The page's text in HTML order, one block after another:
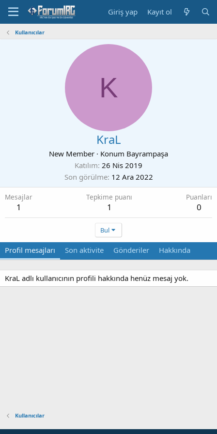
Giriş yap Kayıt ol
Kullanıcılar
K
KraL
New Member · Konum Bayrampaşa
Katılım 26 Nis 2019
Son görülme 12 Ara 2022
Mesajlar
1
Tepkime puanı
1
Puanları
0
Bul
Profil mesajları Son aktivite Gönderiler Hakkında
KraL adlı kullanıcının profili hakkında henüz mesaj yok.
Kullanıcılar